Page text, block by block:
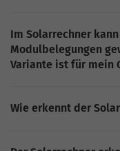
Im Solarrechner
Modulbelegungen
Variante ist für mein
Wie erkennt der